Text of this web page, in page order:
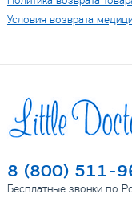
Условия возврата
8 (800) 511-
Бесплатные звонки по